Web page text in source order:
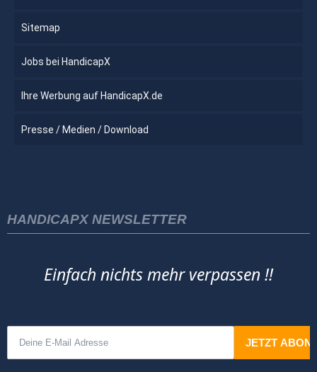
Sitemap
Jobs bei HandicapX
Ihre Werbung auf HandicapX.de
Presse / Medien / Download
HANDICAPX NEWSLETTER
Einfach nichts mehr verpassen !!